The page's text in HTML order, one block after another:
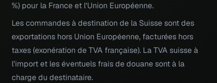
%) pour la France et l'Union Européenne.
Les commandes à destination de la Suisse sont des
exportations hors Union Européenne, facturées hors
taxes (exonération de TVA française). La TVA suisse à
l'import et les éventuels frais de douane sont à la
charge du destinataire.